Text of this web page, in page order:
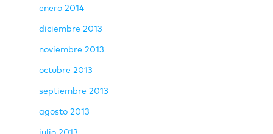
enero 2014
diciembre 2013
noviembre 2013
octubre 2013
septiembre 2013
agosto 2013